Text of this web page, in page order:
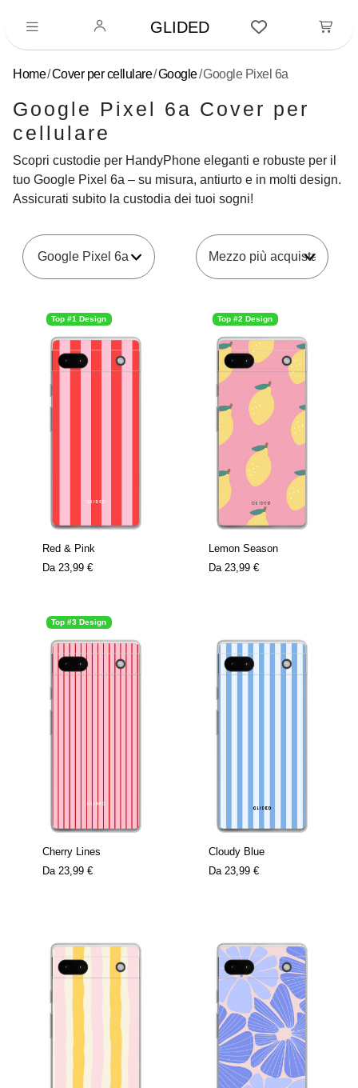
GLIDED
Home Cover per cellulare Google Google Pixel 6a
Google Pixel 6a Cover per
cellulare
Scopri custodie per HandyPhone eleganti e robuste per il
tuo Google Pixel 6a – su misura, antiurto e in molti design.
Assicurati subito la custodia dei tuoi sogni!
Google Pixel 6a
Top #1 Design
Red & Pink
Da 23,99 €
Top #2 Design
Lemon Season
Da 23,99 €
Top #3 Design
Cherry Lines
Da 23,99 €
Cloudy Blue
Da 23,99 €